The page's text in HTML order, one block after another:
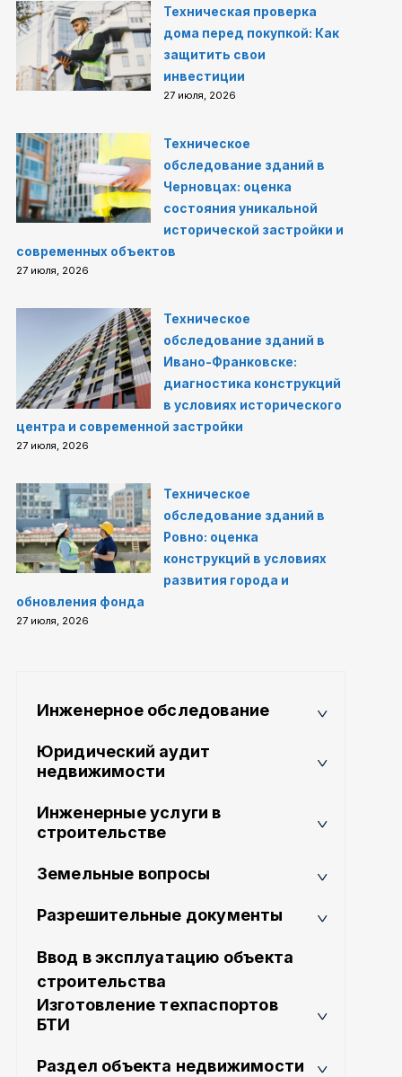
Техническая проверка
дома перед покупкой: Как
защитить свои
инвестиции
27 июля, 2026
Техническое
обследование зданий в
Черновцах: оценка
состояния уникальной
исторической застройки и
современных объектов
27 июля, 2026
Техническое
обследование зданий в
Ивано-Франковске:
диагностика конструкций
в условиях исторического
центра и современной застройки
27 июля, 2026
Техническое
обследование зданий в
Ровно: оценка
конструкций в условиях
развития города и
обновления фонда
27 июля, 2026
Инженерное обследование
Юридический аудит
недвижимости
Инженерные услуги в
строительстве
Земельные вопросы
Разрешительные документы
Ввод в эксплуатацию объекта
строительства
Изготовление техпаспортов
БТИ
Раздел объекта недвижимости